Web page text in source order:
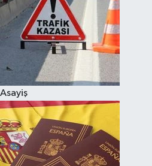
Asayiş
Kültür Sanat
Sağlık
Siyaset
Teknoloji
Televizyon
Yaşam-Çevre